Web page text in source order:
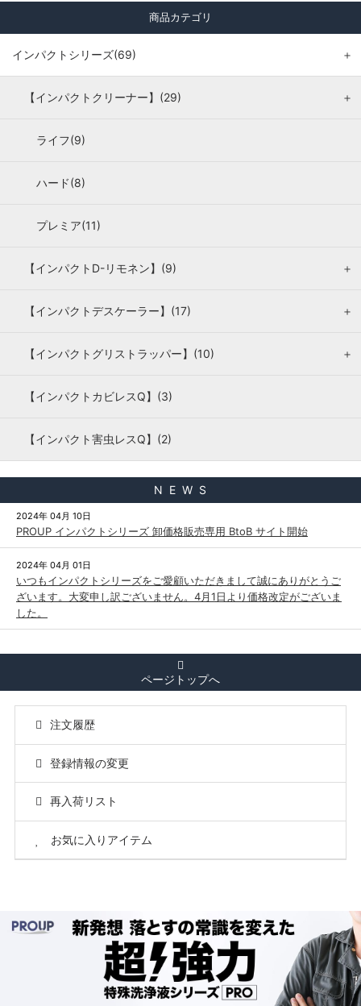
商品カテゴリ
インパクトシリーズ(69) ＋
【インパクトクリーナー】(29) ＋
ライフ(9)
ハード(8)
プレミア(11)
【インパクトD-リモネン】(9) ＋
【インパクトデスケーラー】(17) ＋
【インパクトグリストラッパー】(10) ＋
【インパクトカビレスQ】(3)
【インパクト害虫レスQ】(2)
N E W S
2024年 04月 10日
PROUP インパクトシリーズ 卸価格販売専用 BtoB サイト開始
2024年 04月 01日
いつもインパクトシリーズをご愛顧いただきまして誠にありがとうご
ざいます。大変申し訳ございません。4月1日より価格改定がございま
した。
ページトップへ
注文履歴
登録情報の変更
再入荷リスト
お気に入りアイテム